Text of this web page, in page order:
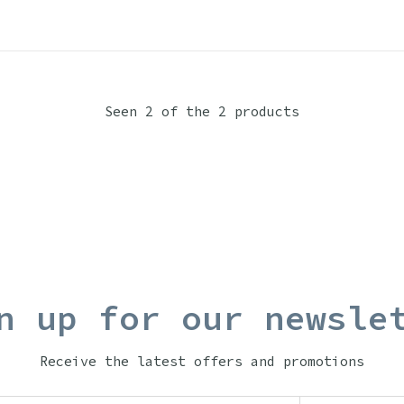
Seen 2 of the 2 products
up for our
Receive the latest offers and promotions